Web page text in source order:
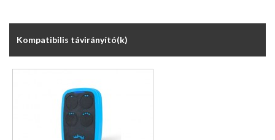
Kompatibilis távirányító(k)